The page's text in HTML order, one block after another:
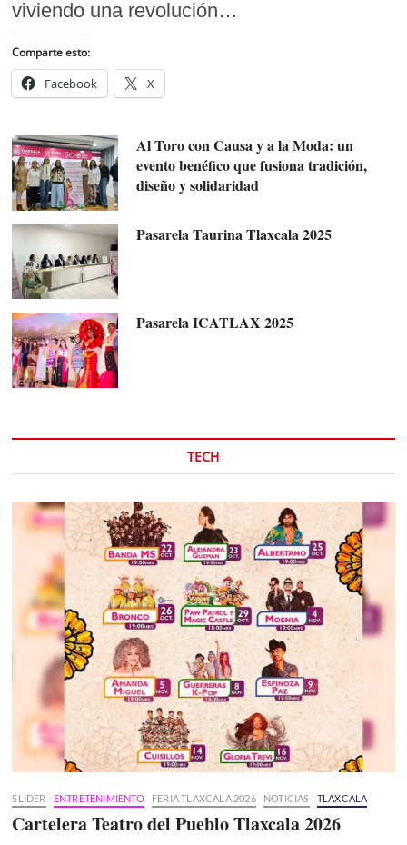
viviendo una revolución…
Comparte esto:
Facebook X
Al Toro con Causa y a la Moda: un
evento benéfico que fusiona tradición,
diseño y solidaridad
Pasarela Taurina Tlaxcala 2025
Pasarela ICATLAX 2025
TECH
SLIDER ENTRETENIMIENTO FERIA TLAXCALA 2026 NOTICIAS TLAXCALA
Cartelera Teatro del Pueblo Tlaxcala 2026